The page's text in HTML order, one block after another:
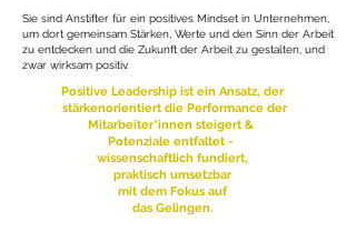
Sie sind Anstifter für ein positives Mindset in Unternehmen,
um dort gemeinsam Stärken, Werte und den Sinn der Arbeit
zu entdecken und die Zukunft der Arbeit zu gestalten, und
zwar wirksam positiv.
Positive Leadership ist ein Ansatz, der
stärkenorientiert die Performance der
Mitarbeiter*innen steigert &
Potenziale entfaltet -
wissenschaftlich fundiert,
praktisch umsetzbar
mit dem Fokus auf
das Gelingen.